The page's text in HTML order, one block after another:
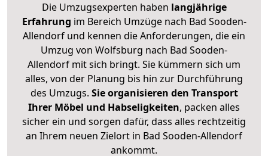
Die Umzugsexperten haben langjährige
Erfahrung im Bereich Umzüge nach Bad Sooden-
Allendorf und kennen die Anforderungen, die ein
Umzug von Wolfsburg nach Bad Sooden-
Allendorf mit sich bringt. Sie kümmern sich um
alles, von der Planung bis hin zur Durchführung
des Umzugs. Sie organisieren den Transport
Ihrer Möbel und Habseligkeiten, packen alles
sicher ein und sorgen dafür, dass alles rechtzeitig
an Ihrem neuen Zielort in Bad Sooden-Allendorf
ankommt.